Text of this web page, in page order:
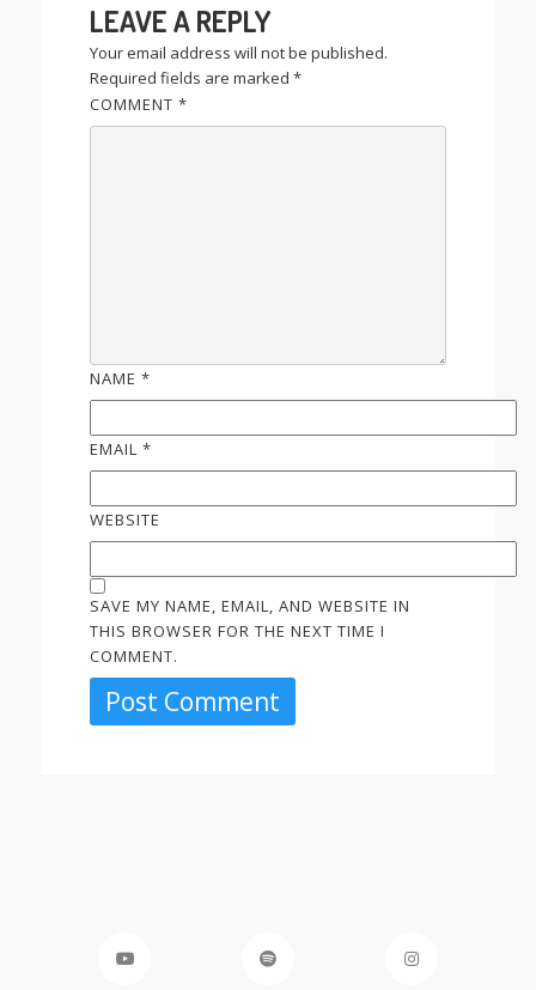
LEAVE A REPLY
Your email address will not be published.
Required fields are marked*
COMMENT*
NAME*
EMAIL*
WEBSITE
SAVE MY NAME, EMAIL, AND WEBSITE IN
THIS BROWSER FOR THE NEXT TIME I
COMMENT.